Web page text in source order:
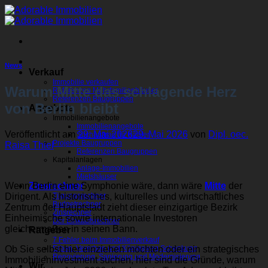
Zum
Inhalt
Verkauf
Immobilie verkaufen
Referenzen Mehrfamilienhäuser
Referenzen Baugruppen
Angebote
Immobilienangebote
Immobilienangebote
Suchauftrag für Käufer
Projekte Baugruppen
Referenzen Baugruppen
Kapitalanlagen
Anlage-Immobilien
Mietshäuser
Zinsrechner
Tilgungsrechner
Budgetrechner
Zinsrechner
Der Einkaufsrechner
Ratgeber
7 Fehler beim Immobilienverkauf
Erben, Vererben und Königsweg Schenkung
Renovierung, Sanierung und Modernisierung
Wir
News
Warum Mitte das schlagende Herz
von Berlin bleibt
Veröffentlicht am29. Mai 202629. Mai 2026 von Dipl. oec.
Raisa Thiel
Wenn Berlin eine Symphonie wäre, dann wäre Mitte der
Dirigent. Als historisches, kulturelles und wirtschaftliches
Zentrum der Hauptstadt zieht dieser einzigartige Bezirk
Einheimische sowie internationale Investoren
gleichermaßen in seinen Bann.
Ob Sie selbst hier einziehen möchten oder ein strategisches
Immobilieninvestment suchen, hier sind die Gründe, warum